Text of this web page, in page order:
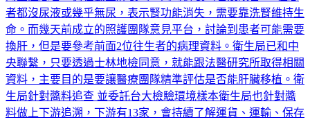
命。而幾天前成立的照護團隊意見平台，討論到患者可能需要
換肝，但是要參考前面2位往生者的病理資料。衛生局已和中
央聯繫，只要透過士林地檢同意，就能跟法醫研究所取得相關
資料，主要目的是要讓醫療團隊精準評估是否能肝臟移植。衛
生局針對醬料追查 並委託台大檢驗環境樣本衛生局也針對醬
料做上下游追溯，下游有13家，會持續了解運貨、運輸、保存
等是否符合規定。而另外會檢驗4品項，包括醬油、白木耳、